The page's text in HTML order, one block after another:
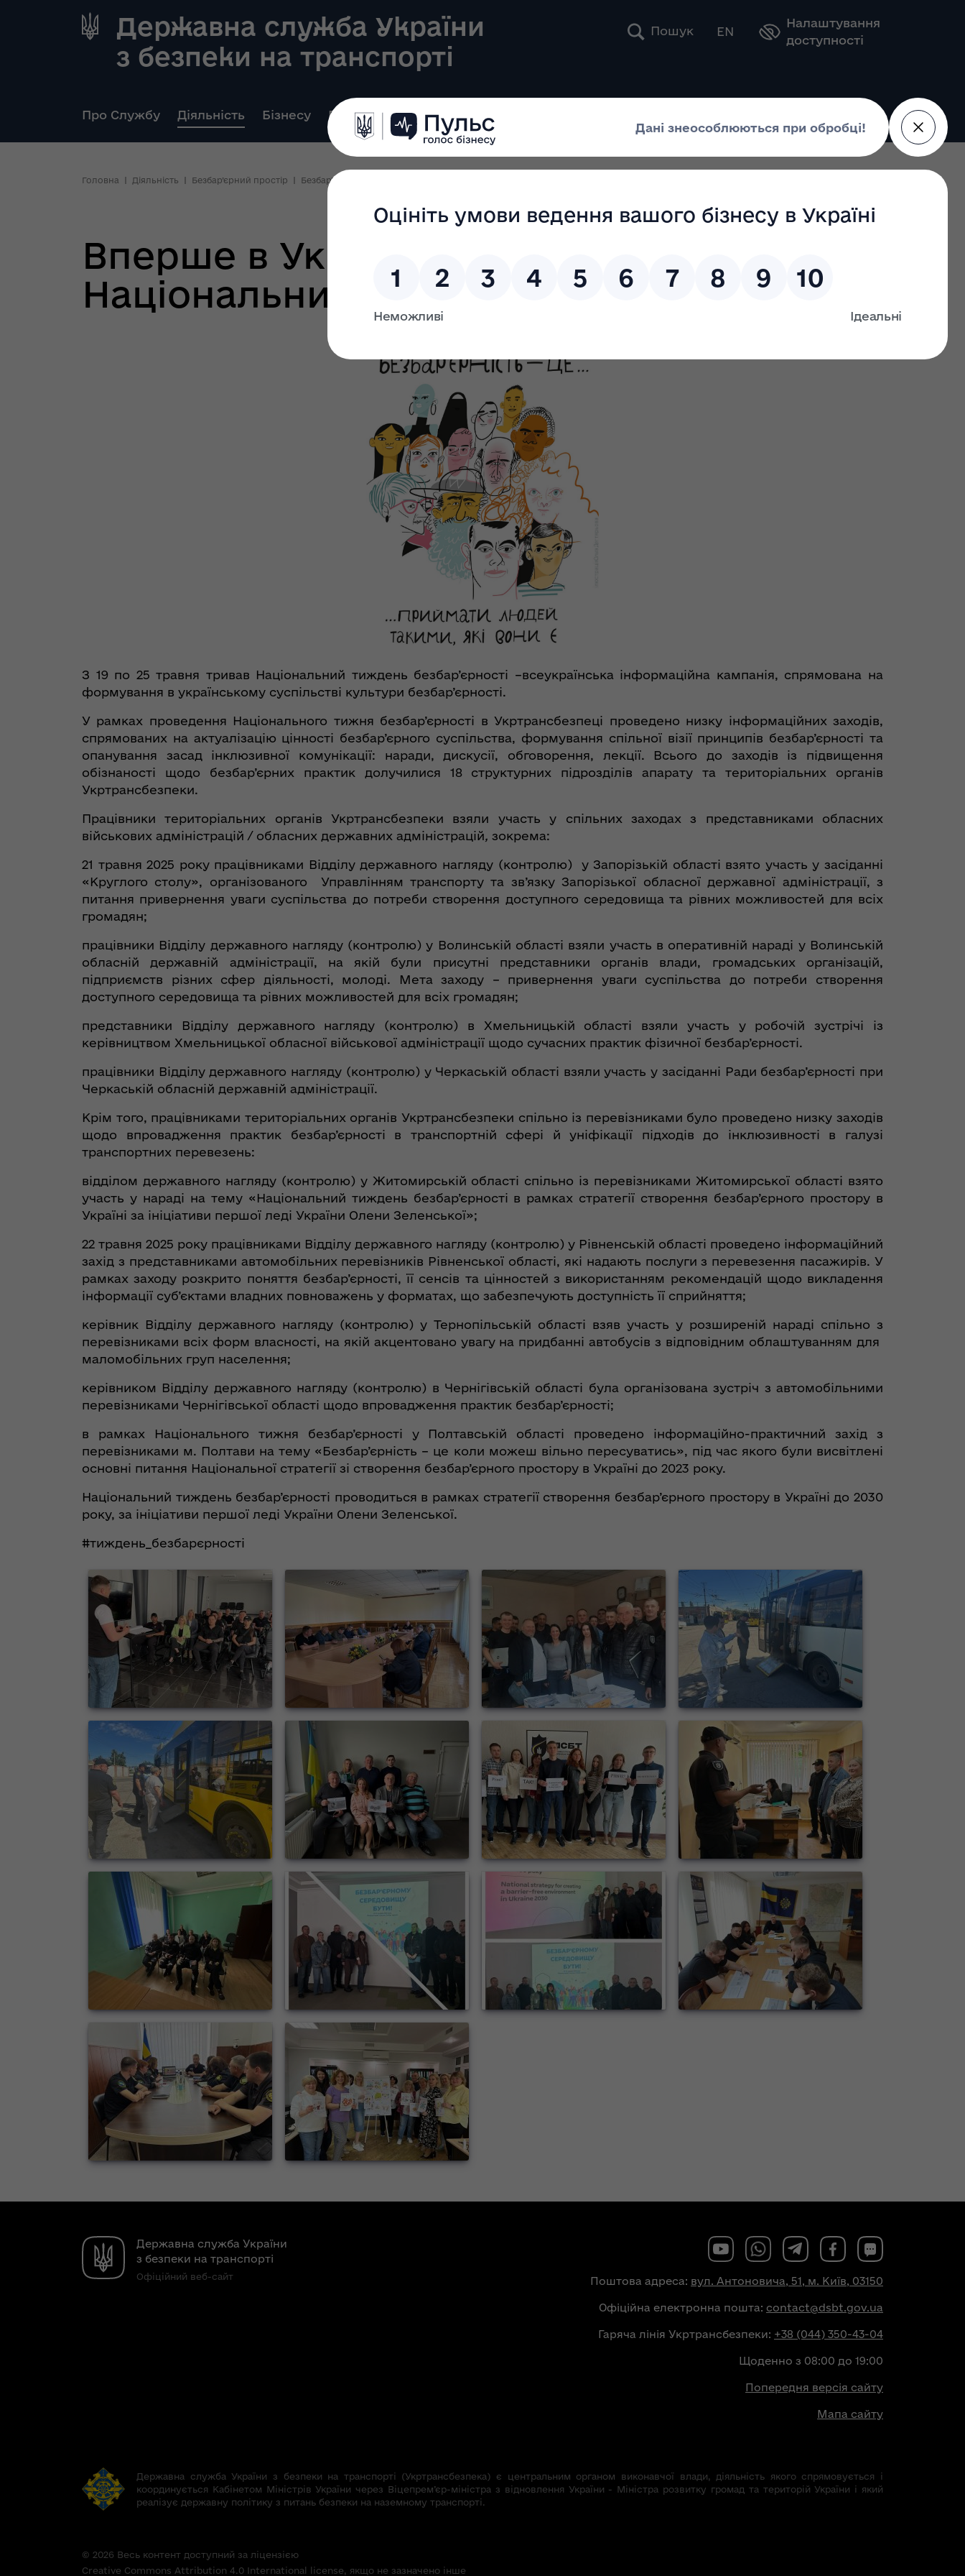
Державна служба України
з безпеки на транспорті
Пошук Оберіть свою мову
EN
Налаштування
доступності
Про Службу Діяльність Бізнесу Реєстри Громадянам
Головна Діяльність Безбар’єрний простір Безбар’єрність: новини та події
Вперше в Україні пройшов
Національний тиждень із безбарʼєрності
З 19 по 25 травня тривав Національний тиждень безбар’єрності –всеукраїнська інформаційна кампанія, спрямована на
формування в українському суспільстві культури безбар’єрності.
У рамках проведення Національного тижня безбар’єрності в Укртрансбезпеці проведено низку інформаційних заходів,
спрямованих на актуалізацію цінності безбар’єрного суспільства, формування спільної візії принципів безбар’єрності та
опанування засад інклюзивної комунікації: наради, дискусії, обговорення, лекції. Всього до заходів із підвищення
обізнаності щодо безбар’єрних практик долучилися 18 структурних підрозділів апарату та територіальних органів
Укртрансбезпеки.
Працівники територіальних органів Укртрансбезпеки взяли участь у спільних заходах з представниками обласних
військових адміністрацій / обласних державних адміністрацій зокрема:
21 травня 2025 року працівниками Відділу державного нагляду (контролю) у Запорізькій області взято участь у засіданні
«Круглого столу», організованого Управлінням транспорту та зв’язку Запорізької обласної державної адміністрації, з
питання привернення уваги суспільства до потреби створення доступного середовища та рівних можливостей для всіх
громадян;
працівники Відділу державного нагляду (контролю) у Волинській області взяли участь в оперативній нараді у Волинській
обласній державній адміністрації, на якій були присутні представники органів влади, громадських організацій,
підприємств різних сфер діяльності, молоді. Мета заходу – привернення уваги суспільства до потреби створення
доступного середовища та рівних можливостей для всіх громадян;
представники Відділу державного нагляду (контролю) в Хмельницькій області взяли участь у робочій зустрічі із
керівництвом Хмельницької обласної військової адміністрації щодо сучасних практик фізичної безбар’єрності.
працівники Відділу державного нагляду (контролю) у Черкаській області взяли участь у засіданні Ради безбар’єрності при
Черкаській обласній державній адміністрації.
Крім того, працівниками територіальних органів Укртрансбезпеки спільно із перевізниками було проведено низку заходів
щодо впровадження практик безбар’єрності в транспортній сфері й уніфікації підходів до інклюзивності в галузі
транспортних перевезень:
відділом державного нагляду (контролю) у Житомирській області спільно із перевізниками Житомирської області взято
участь у нараді на тему «Національний тиждень безбар’єрності в рамках стратегії створення безбар’єрного простору в
Україні за ініціативи першої леді України Олени Зеленської»;
22 травня 2025 року працівниками Відділу державного нагляду (контролю) у Рівненській області проведено інформаційний
захід з представниками автомобільних перевізників Рівненської області, які надають послуги з перевезення пасажирів. У
рамках заходу розкрито поняття безбар’єрності, її сенсів та цінностей з використанням рекомендацій щодо викладення
інформації суб’єктами владних повноважень у форматах, що забезпечують доступність її сприйняття;
керівник Відділу державного нагляду (контролю) у Тернопільській області взяв участь у розширеній нараді спільно з
перевізниками всіх форм власності, на якій акцентовано увагу на придбанні автобусів з відповідним облаштуванням для
маломобільних груп населення;
керівником Відділу державного нагляду (контролю) в Чернігівській області була організована зустріч з автомобільними
перевізниками Чернігівської області щодо впровадження практик безбар’єрності;
в рамках Національного тижня безбар’єрності у Полтавській області проведено інформаційно-практичний захід з
перевізниками м. Полтави на тему «Безбар’єрність – це коли можеш вільно пересуватись», під час якого були висвітлені
основні питання Національної стратегії зі створення безбар’єрного простору в Україні до 2023 року.
Національний тиждень безбар’єрності проводиться в рамках стратегії створення безбар’єрного простору в Україні до 2030
року, за ініціативи першої леді України Олени Зеленської.
#тиждень_безбарєрності
Державна служба України
з безпеки на транспорті
Офіційний веб-сайт Поштова адреса: вул. Антоновича, 51, м. Київ, 03150
Офіційна електронна пошта: contact@dsbt.gov.ua
Гаряча лінія Укртрансбезпеки: +38 (044) 350-43-04
Щоденно з 08:00 до 19:00
Попередня версія сайту
Мапа сайту
Державна служба України з безпеки на транспорті (Укртрансбезпека) є центральним органом виконавчої влади, діяльність якого спрямовується і
координується Кабінетом Міністрів України через Віцепрем’єр-міністра з відновлення України - Міністра розвитку громад та територій України і який
реалізує державну політику з питань безпеки на наземному транспорті.
© 2026 Весь контент доступний за ліцензією
Creative Commons Attribution 4.0 International license, якщо не зазначено інше